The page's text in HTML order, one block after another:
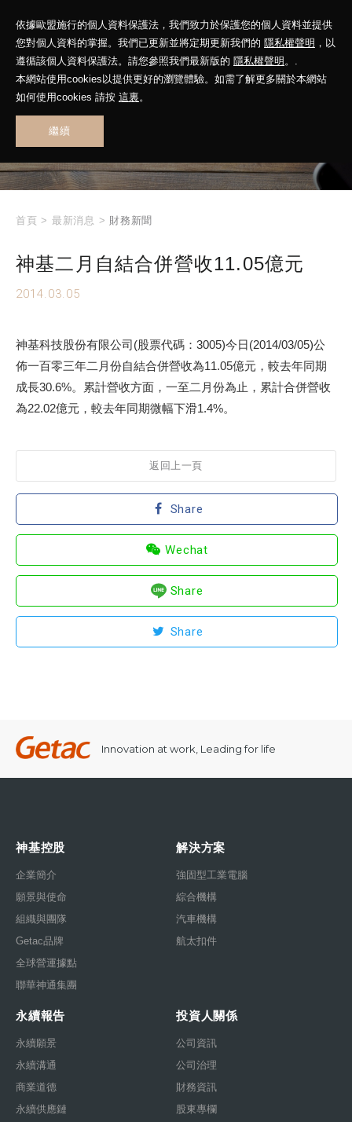
依據歐盟施行的個人資料保護法，我們致力於保護您的個人資料並提供
您對個人資料的掌握。我們已更新並將定期更新我們的 隱私權聲明 ，以
遵循該個人資料保護法。請您參照我們最新版的 隱私權聲明 。.
本網站使用cookies以提供更好的瀏覽體驗。如需了解更多關於本網站
如何使用cookies 請按 這裏。
繼續
WHAT'S NEW
首頁 > 最新消息 > 財務新聞
神基二月自結合併營收11.05億元
2014.03.05
神基科技股份有限公司(股票代碼：3005)今日(2014/03/05)公
佈一百零三年二月份自結合併營收為11.05億元，較去年同期
成長30.6%。累計營收方面，一至二月份為止，累計合併營收
為22.02億元，較去年同期微幅下滑1.4%。
返回上一頁
Share
Wechat
Share
Share
Innovation at work, Leading for life
神基控股
企業簡介
願景與使命
組織與團隊
Getac品牌
全球營運據點
聯華神通集團
解決方案
強固型工業電腦
綜合機構
汽車機構
航太扣件
永續報告
永續願景
永續溝通
商業道德
永續供應鏈
投資人關係
公司資訊
公司治理
財務資訊
股東專欄